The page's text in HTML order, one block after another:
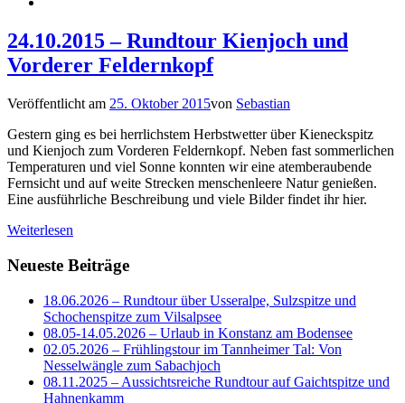
24.10.2015 – Rundtour Kienjoch und
Vorderer Feldernkopf
Veröffentlicht am 25. Oktober 2015von Sebastian
Gestern ging es bei herrlichstem Herbstwetter über Kieneckspitz
und Kienjoch zum Vorderen Feldernkopf. Neben fast sommerlichen
Temperaturen und viel Sonne konnten wir eine atemberaubende
Fernsicht und auf weite Strecken menschenleere Natur genießen.
Eine ausführliche Beschreibung und viele Bilder findet ihr hier.
Weiterlesen
Neueste Beiträge
18.06.2026 – Rundtour über Usseralpe, Sulzspitze und
Schochenspitze zum Vilsalpsee
08.05-14.05.2026 – Urlaub in Konstanz am Bodensee
02.05.2026 – Frühlingstour im Tannheimer Tal: Von
Nesselwängle zum Sabachjoch
08.11.2025 – Aussichtsreiche Rundtour auf Gaichtspitze und
Hahnenkamm